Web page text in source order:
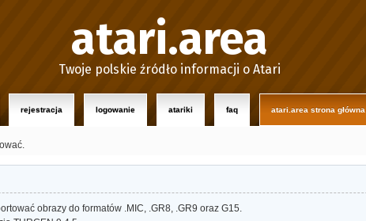
atari.area
Twoje polskie źródło informacji o Atari
rejestracja logowanie atariki faq atari.area strona główna
obrazy do formatów .MIC, .GR8, .GR9 oraz G15.